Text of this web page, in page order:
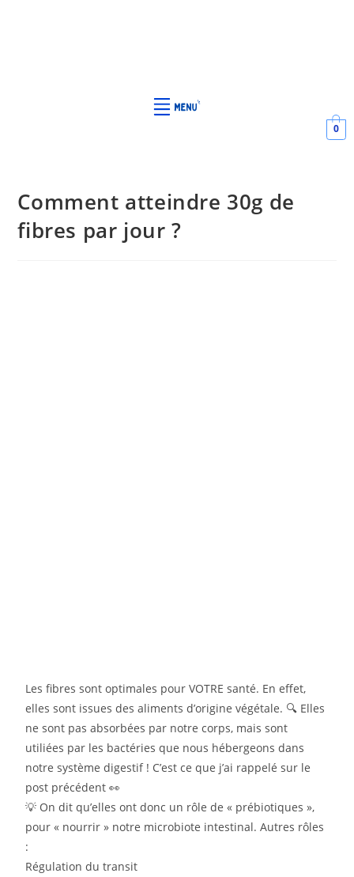
0
Comment atteindre 30g de
fibres par jour ?
Les fibres sont optimales pour VOTRE santé. En effet,
elles sont issues des aliments d’origine végétale. 🔍 Elles
ne sont pas absorbées par notre corps, mais sont
utiliées par les bactéries que nous hébergeons dans
notre système digestif ! C’est ce que j’ai rappelé sur le
post précédent 👀
💡 On dit qu’elles ont donc un rôle de « prébiotiques »,
pour « nourrir » notre microbiote intestinal. Autres rôles
:
Régulation du transit